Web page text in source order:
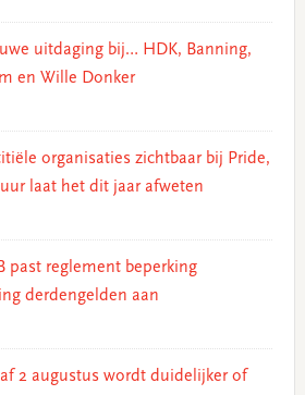
uitdaging bij… HDK, Banning,
en Wille Donker
organisaties zichtbaar bij Pride,
laat het dit jaar afweten
past reglement beperking
derdengelden aan
2 augustus wordt duidelijker of